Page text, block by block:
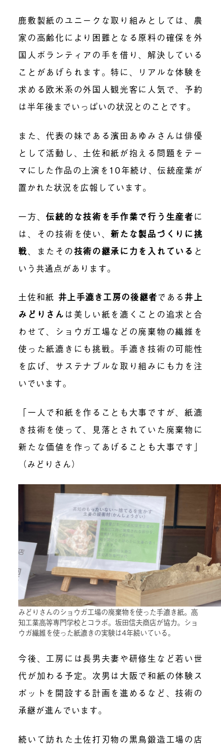
鹿敷製紙のユニークな取り組みとしては、 農
家の高齢化により困難となる原料の確保を外
国人ボランティアの手を借り、解決している
ことがあげられます。特に、リアルな体験を
求める欧米系の外国人観光客に人気で、予約
は半年後までいっぱいの状況とのことです。
また、代表の妹である濱田あゆみさんは俳優
として活動し、土佐和紙が抱える問題をテー
マにした作品の上演を10年続け、伝統産業が
置かれた状況を広報しています。
一方、伝統的な技術を手作業で行う生産者に
は、その技術を使い、 新たな製品づくりに挑
戦、またその技術の継承に力を入れている と
いう共通点があります。
土佐和紙 井上手漉き工房の後継者である 井上
みどりさん は美しい紙を漉くことの追求と合
わせて、ショウガ工場などの廃棄物の繊維を
使った紙漉きにも挑戦。手漉き技術の可能性
を広げ、サステナブルな取り組みにも力を注
いでいます。
「一人で和紙を作ることも大事ですが、紙漉
き技術を使って、
見落とされていた廃棄物に
新たな価値を作ってあげる ことも大事です」
（みどりさん）
みどりさんのショウガ工場の廃棄物を使った手漉き紙。高
知工業高等専門学校とコラボ。坂田信夫商店が協力。ショ
ウガ繊維を使った紙漉きの実験は4年続いている。
今後、工房には長男夫妻や研修生など若い世
代が加わる予定。次男は大阪で和紙の体験ス
ポットを開設する計画を進めるなど、技術の
承継が進んでいます。
続いて訪れた 土佐打刃物の黒鳥鍛造工場の店